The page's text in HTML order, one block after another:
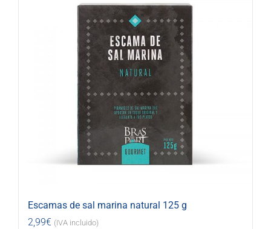
Escamas de sal marina natural 125 g
2,99€ (IVA incluido)